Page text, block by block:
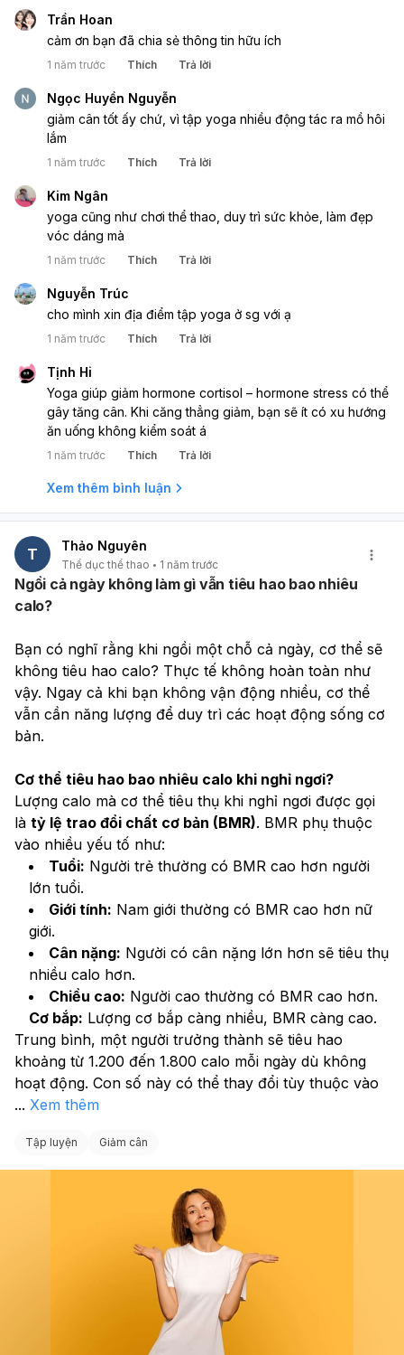
Trần Hoan
cảm ơn bạn đã chia sẻ thông tin hữu ích
1 năm trước Thích Trả lời
Ngọc Huyền Nguyễn
giảm cân tốt ấy chứ, vì tập yoga nhiều động tác ra mồ hôi
lắm
1 năm trước Thích Trả lời
Kim Ngân
yoga cũng như chơi thể thao, duy trì sức khỏe, làm đẹp
vóc dáng mà
1 năm trước Thích Trả lời
Nguyễn Trúc
cho mình xin địa điểm tập yoga ở sg với ạ
1 năm trước Thích Trả lời
Tịnh Hi
Yoga giúp giảm hormone cortisol – hormone stress có thể
gây tăng cân. Khi căng thẳng giảm, bạn sẽ ít có xu hướng
ăn uống không kiểm soát á
1 năm trước Thích Trả lời
Xem thêm bình luận
T Thảo Nguyên
Thể dục thể thao 1 năm trước
Ngồi cả ngày không làm gì vẫn tiêu hao bao nhiêu
calo?
Bạn có nghĩ rằng khi ngồi một chỗ cả ngày, cơ thể sẽ
không tiêu hao calo? Thực tế không hoàn toàn như
vậy. Ngay cả khi bạn không vận động nhiều, cơ thể
vẫn cần năng lượng để duy trì các hoạt động sống cơ
bản.
Cơ thể tiêu hao bao nhiêu calo khi nghỉ ngơi?
Lượng calo mà cơ thể tiêu thụ khi nghỉ ngơi được gọi
là tỷ lệ trao đổi chất cơ bản (BMR). BMR phụ thuộc
vào nhiều yếu tố như:
Tuổi: Người trẻ thường có BMR cao hơn người
lớn tuổi.
Giới tính: Nam giới thường có BMR cao hơn nữ
giới.
Cân nặng: Người có cân nặng lớn hơn sẽ tiêu thụ
nhiều calo hơn.
Chiều cao: Người cao thường có BMR cao hơn.
Cơ bắp: Lượng cơ bắp càng nhiều, BMR càng cao.
Trung bình, một người trưởng thành sẽ tiêu hao
khoảng từ 1.200 đến 1.800 calo mỗi ngày dù không
... Xem thêm
Tập luyện Giảm cân